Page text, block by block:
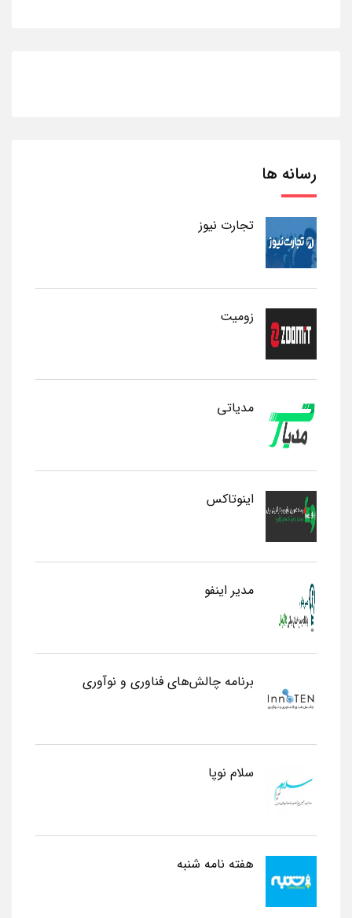
رسانه ها
تجارت نیوز
زومیت
مدیاتی
اینوتاکس
مدیر اینفو
برنامه چالش‌های فناوری و نوآوری
سلام نوپا
هفته نامه شنبه